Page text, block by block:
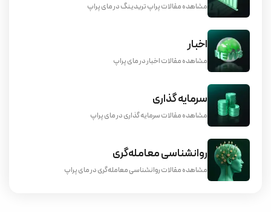
مشاهده مقالات پراپ تریدینگ در مای پراپ
اخبار
مشاهده مقالات اخبار در مای پراپ
سرمایه گذاری
مشاهده مقالات سرمایه گذاری در مای پراپ
روانشناسی معامله‌گری
مشاهده مقالات روانشناسی معامله‌گری در مای پراپ